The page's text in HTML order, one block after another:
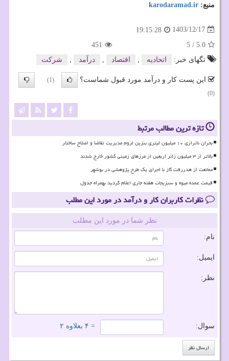
منبع: karodaramad.ir
1403/12/17
19:15:28
5.0
/
5
451
تگهای خبر:
اتحادیه اقتصاد درآمد شركت
این پست کار و درآمد مورد قبول شماست؟
(1)
(0)
تازه ترین مطالب مرتبط
بحران ناترازی ۱۰ میلیون لیتری بنزین لزوم مدیریت تقاضا و اصلاح ساختار
بالاتر از ۳ میلیون زائر اربعین از مرزهای زمینی کشور خارج شدند
ممانعت از هدررفت گاز با اجرای یک طرح پژوهشی در بوشهر
قیمت عمده میوه و سبزیجات هفته جاری اعلام گردید بهمراه جدول
نظرات کاربران کار و درآمد در مورد این مطلب
نظر شما در مورد این مطلب
نام:
ایمیل:
نظر:
سوال: = ۴ بعلاوه ۲